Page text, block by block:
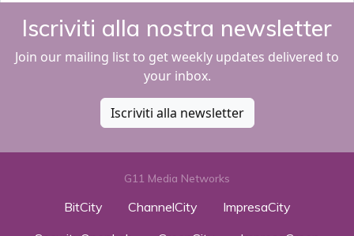
Iscriviti alla nostra newsletter
Join our mailing list to get weekly updates delivered to
your inbox.
Iscriviti alla newsletter
G11 Media Networks
BitCity ChannelCity
ImpresaCity